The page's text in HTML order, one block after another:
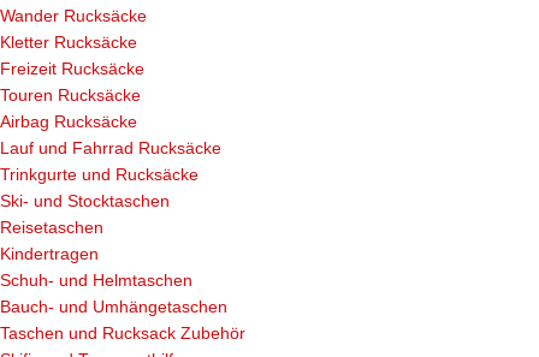
Wander Rucksäcke
Kletter Rucksäcke
Freizeit Rucksäcke
Touren Rucksäcke
Airbag Rucksäcke
Lauf und Fahrrad Rucksäcke
Trinkgurte und Rucksäcke
Ski- und Stocktaschen
Reisetaschen
Kindertragen
Schuh- und Helmtaschen
Bauch- und Umhängetaschen
Taschen und Rucksack Zubehör